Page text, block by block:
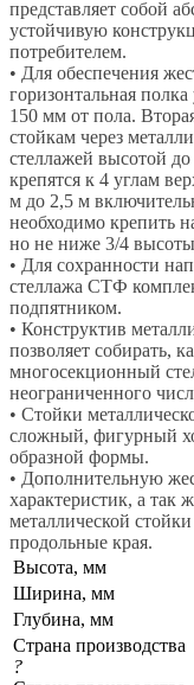
представляет собой
устойчивую
потребителем.
• Для обеспечения
горизонтальная
150 мм от пола.
стойкам через
стеллажей высотой
крепятся к 4 углам
м до 2,5 м
необходимо крепить
но не ниже 3/4
• Для сохранности
стеллажа СТФ
подпятником.
• Конструктив
позволяет собирать,
многосекционный
неограниченного
• Стойки
сложный, фигурный
образной формы.
• Дополнительную
характеристик, а так
металлической
продольные края.
Высота, мм
Ширина, мм
Глубина, мм
Страна производства
?